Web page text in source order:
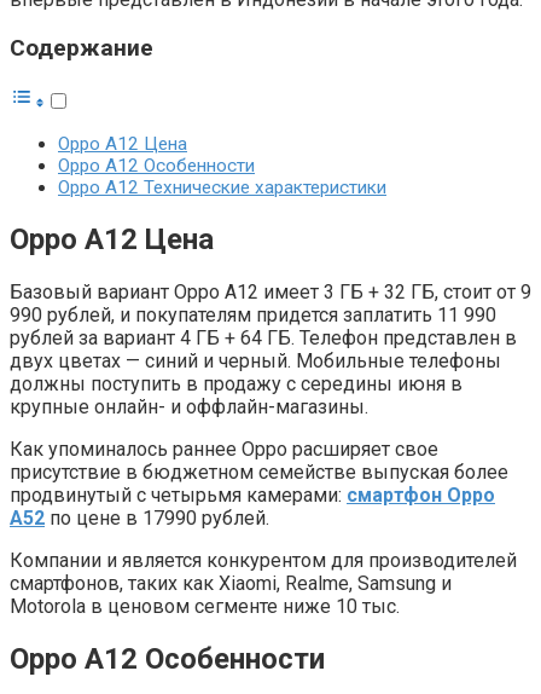
Содержание
Oppo A12 Цена
Oppo A12 Особенности
Oppo A12 Технические характеристики
Oppo A12 Цена
Базовый вариант Oppo A12 имеет 3 ГБ + 32 ГБ, стоит от 9
990 рублей, и покупателям придется заплатить 11 990
рублей за вариант 4 ГБ + 64 ГБ. Телефон представлен в
двух цветах — синий и черный. Мобильные телефоны
должны поступить в продажу с середины июня в
крупные онлайн- и оффлайн-магазины.
Как упоминалось раннее Oppo расширяет свое
присутствие в бюджетном семействе выпуская более
продвинутый с четырьмя камерами: смартфон Oppo
A52 по цене в 17990 рублей.
Компании и является конкурентом для производителей
смартфонов, таких как Xiaomi, Realme, Samsung и
Motorola в ценовом сегменте ниже 10 тыс.
Oppo A12 Особенности